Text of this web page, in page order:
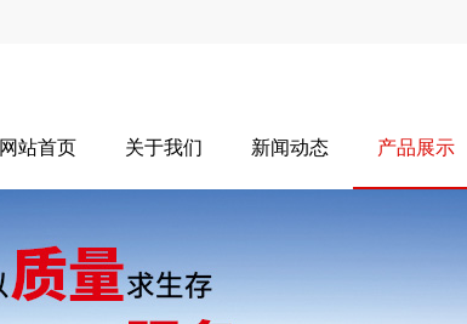
网站首页 关于我们 新闻动态 产品展示